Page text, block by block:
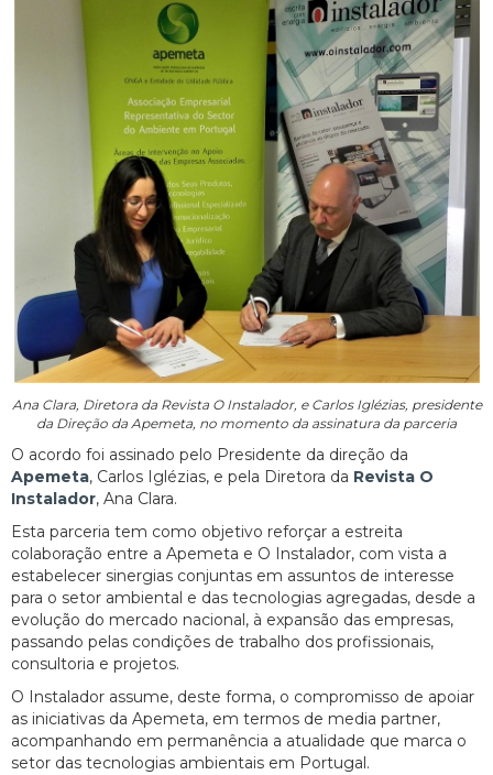
Ana Clara, Diretora da Revista O Instalador, e Carlos Iglézias, presidente
da Direção da Apemeta, no momento da assinatura da parceria
O acordo foi assinado pelo Presidente da direção da
Apemeta, Carlos Iglézias, e pela Diretora da Revista O
Instalador, Ana Clara.
Esta parceria tem como objetivo reforçar a estreita
colaboração entre a Apemeta e O Instalador, com vista a
estabelecer sinergias conjuntas em assuntos de interesse
para o setor ambiental e das tecnologias agregadas, desde a
evolução do mercado nacional, à expansão das empresas,
passando pelas condições de trabalho dos profissionais,
consultoria e projetos.
O Instalador assume, deste forma, o compromisso de apoiar
as iniciativas da Apemeta, em termos de media partner,
acompanhando em permanência a atualidade que marca o
setor das tecnologias ambientais em Portugal.